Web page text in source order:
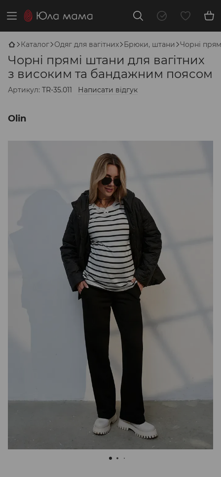
Каталог Одяг для вагітних Брюки, штани Чорні
Чорні прямі штани для вагітних
з високим та бандажним поясом
Артикул: TR-35.011 Написати відгук
Olin